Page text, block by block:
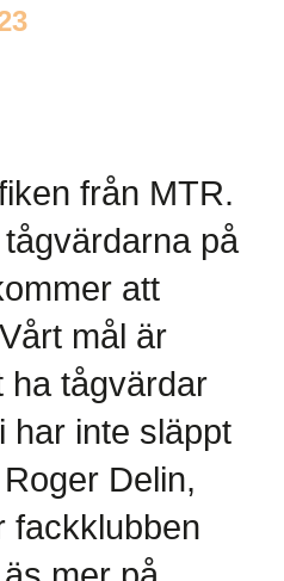
från MTR.
på
att
mål är
ha tågvärdar
har inte släppt
Delin,
fackklubben